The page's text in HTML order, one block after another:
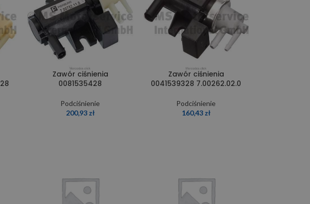
Zawór ciśnienia
0081535428
Podciśnienie
200,93 zł
Zawór ciśnienia
0041539328 7.00262.02.0
Podciśnienie
160,43 zł